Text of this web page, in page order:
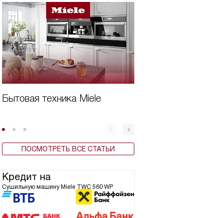
Бытовая техника Miele
ПОСМОТРЕТЬ ВСЕ СТАТЬИ
Кредит на
Сушильную машину Miele TWC 560 WP